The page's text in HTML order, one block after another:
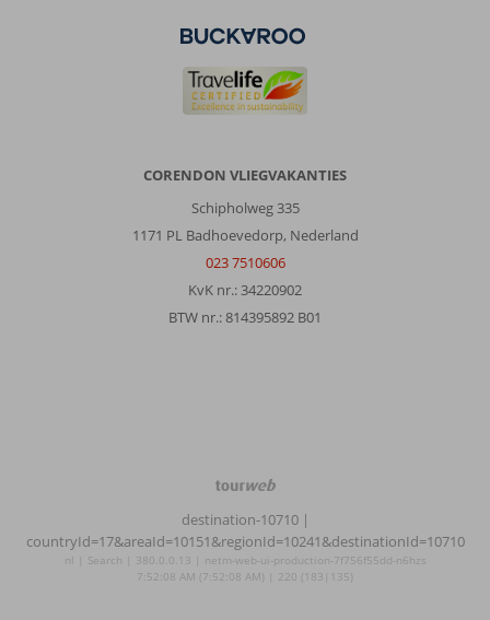
CORENDON VLIEGVAKANTIES
Schipholweg 335
1171 PL Badhoevedorp, Nederland
023 7510606
KvK nr.: 34220902
BTW nr.: 814395892 B01
TourWeb
NetMatch
destination-10710 |
countryId=17&areaId=10151&regionId=10241&destinationId=10710
nl | Search | 380.0.0.13 | netm-web-ui-production-7f756f55dd-n6hzs
7:52:08 AM (7:52:08 AM) | 220 (183|135)